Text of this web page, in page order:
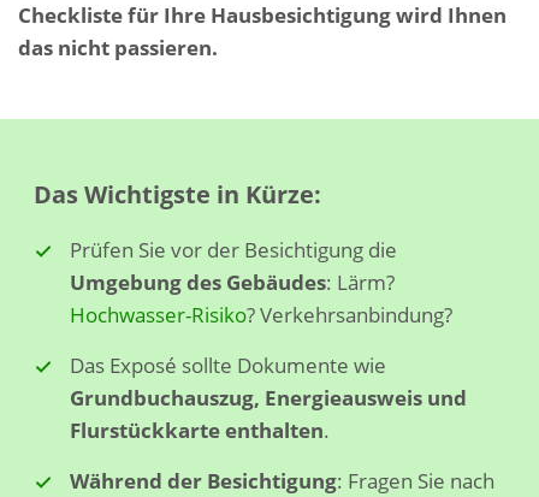
Checkliste für Ihre Hausbesichtigung wird Ihnen
das nicht passieren.
Das Wichtigste in Kürze:
Prüfen Sie vor der Besichtigung die
Umgebung des Gebäudes: Lärm?
Hochwasser-Risiko? Verkehrsanbindung?
Das Exposé sollte Dokumente wie
Grundbuchauszug, Energieausweis und
Flurstückkarte enthalten.
Während der Besichtigung: Fragen Sie nach